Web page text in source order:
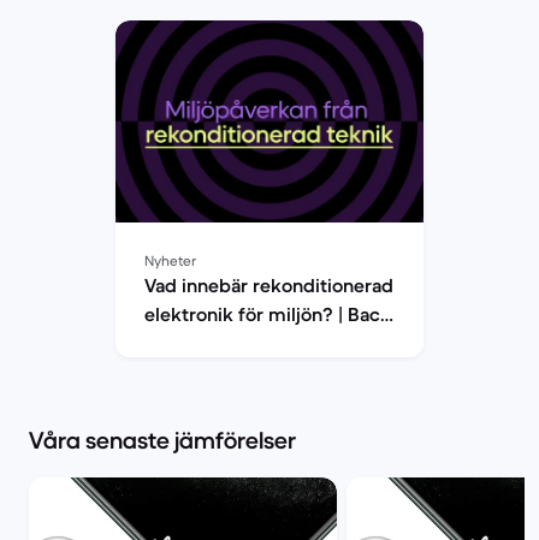
Nyheter
Vad innebär rekonditionerad
elektronik för miljön? | Back
Våra senaste jämförelser